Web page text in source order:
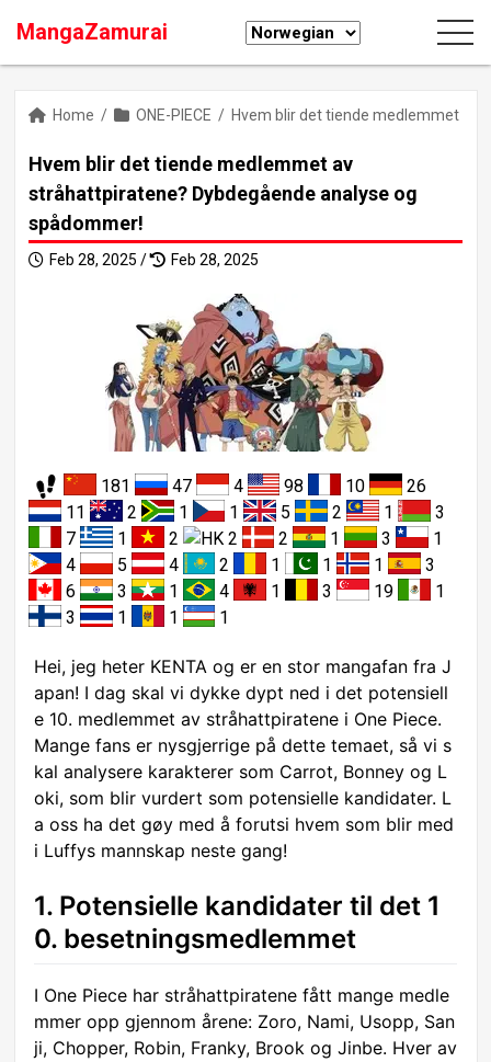
MangaZamurai
Home / ONE-PIECE / Hvem blir det tiende medlemmet av
Hvem blir det tiende medlemmet av
stråhattpiratene? Dybdegående analyse og
spådommer!
Feb 28, 2025 / Feb 28, 2025
181 47 4 98 10
26
11
2 1 1 5 2 1
3
7
1 2 2 2 1 3
1
4
5 4 2 1 1 1
3
6
3 1 4 1 3 19
1
3
1 1 1
Hei, jeg heter KENTA og er en stor mangafan fra J
apan! I dag skal vi dykke dypt ned i det potensiell
e 10. medlemmet av stråhattpiratene i One Piece.
Mange fans er nysgjerrige på dette temaet, så vi s
kal analysere karakterer som Carrot, Bonney og L
oki, som blir vurdert som potensielle kandidater. L
a oss ha det gøy med å forutsi hvem som blir med
i Luffys mannskap neste gang!
1. Potensielle kandidater til det 1
0. besetningsmedlemmet
I One Piece har stråhattpiratene fått mange medle
mmer opp gjennom årene: Zoro, Nami, Usopp, San
ji, Chopper, Robin, Franky, Brook og Jinbe. Hver av